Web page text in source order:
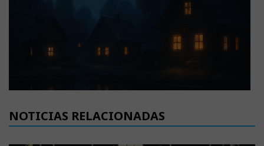
NOTICIAS RELACIONADAS